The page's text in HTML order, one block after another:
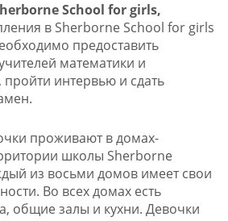
School for girls,
в Sherborne School for girls
предоставить
математики и
пройти интервью и сдать
проживают в домах-
школы Sherborne
из восьми домов имеет свои
Во всех домах есть
общие залы и кухни. Девочки